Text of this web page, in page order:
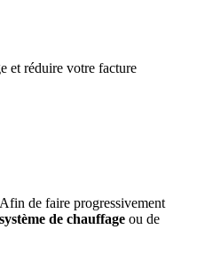
et réduire votre facture
de faire progressivement
de chauffage ou de